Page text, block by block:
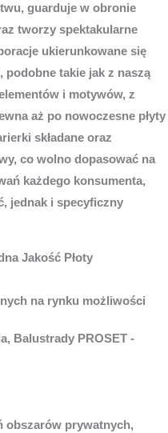
guarduje w obronie
tworzy spektakularne
ukierunkowane się
podobne takie jak z naszą
i motywów, z
aż po nowoczesne płyty
składane oraz
co wolno dopasować na
każdego konsumenta,
jednak i specyficzny
Jakość Płoty
na rynku możliwości
Balustrady PROSET -
obszarów prywatnych,